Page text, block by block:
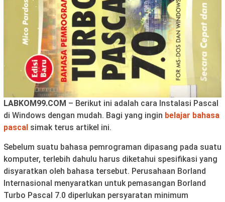
LABKOM99.COM – Berikut ini adalah cara Instalasi Pascal
di Windows dengan mudah. Bagi yang ingin belajar bahasa
pascal simak terus artikel ini.
Sebelum suatu bahasa pemrograman dipasang pada suatu
komputer, terlebih dahulu harus diketahui spesifikasi yang
disyaratkan oleh bahasa tersebut. Perusahaan Borland
Internasional menyaratkan untuk pemasangan Borland
Turbo Pascal 7.0 diperlukan persyaratan minimum